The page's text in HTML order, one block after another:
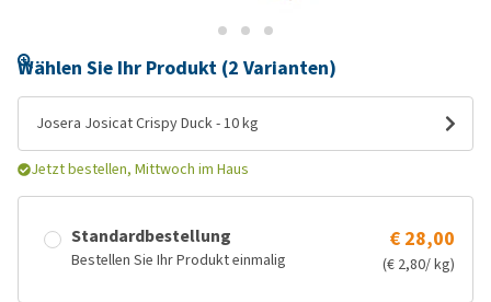
Wählen Sie Ihr Produkt (2 Varianten)
Josera Josicat Crispy Duck - 10 kg
Jetzt bestellen, Mittwoch im Haus
Standardbestellung
Bestellen Sie Ihr Produkt einmalig
€ 28,00
(€ 2,80/ kg)